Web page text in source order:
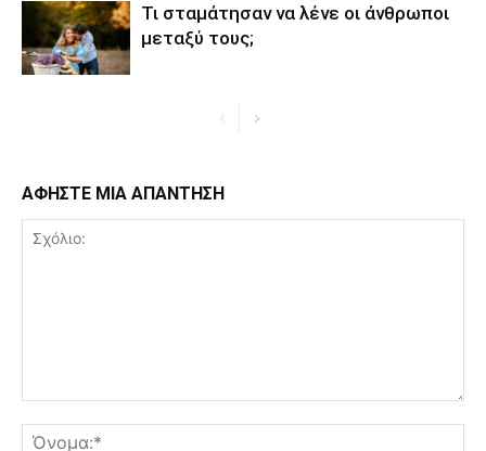
Τι σταμάτησαν να λένε οι άνθρωποι
μεταξύ τους;
ΑΦΗΣΤΕ ΜΙΑ ΑΠΑΝΤΗΣΗ